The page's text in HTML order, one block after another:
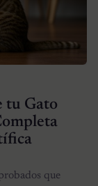
tu Gato
que